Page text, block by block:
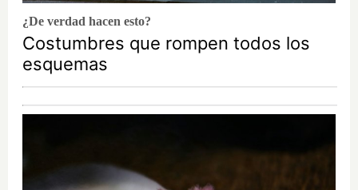
¿De verdad hacen esto?
Costumbres que rompen todos los
esquemas